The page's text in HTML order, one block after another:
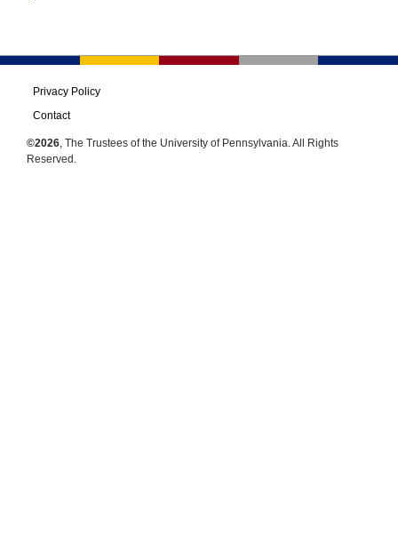
Privacy Policy
Contact
©2026, The Trustees of the University of Pennsylvania. All Rights
Reserved.